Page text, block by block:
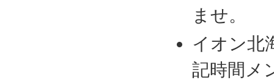
ませ。
イオン北
記時間メ